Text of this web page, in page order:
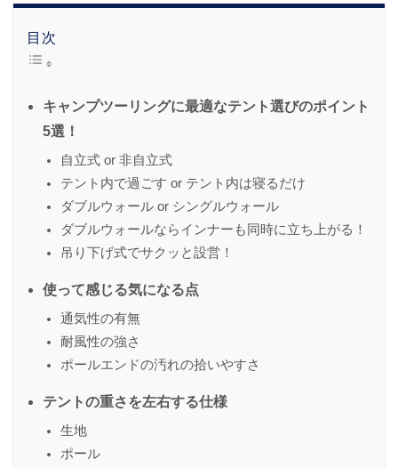
目次
キャンプツーリングに最適なテント選びのポイント
5選！
自立式 or 非自立式
テント内で過ごす or テント内は寝るだけ
ダブルウォール or シングルウォール
ダブルウォールならインナーも同時に立ち上がる！
吊り下げ式でサクッと設営！
使って感じる気になる点
通気性の有無
耐風性の強さ
ポールエンドの汚れの拾いやすさ
テントの重さを左右する仕様
生地
ポール